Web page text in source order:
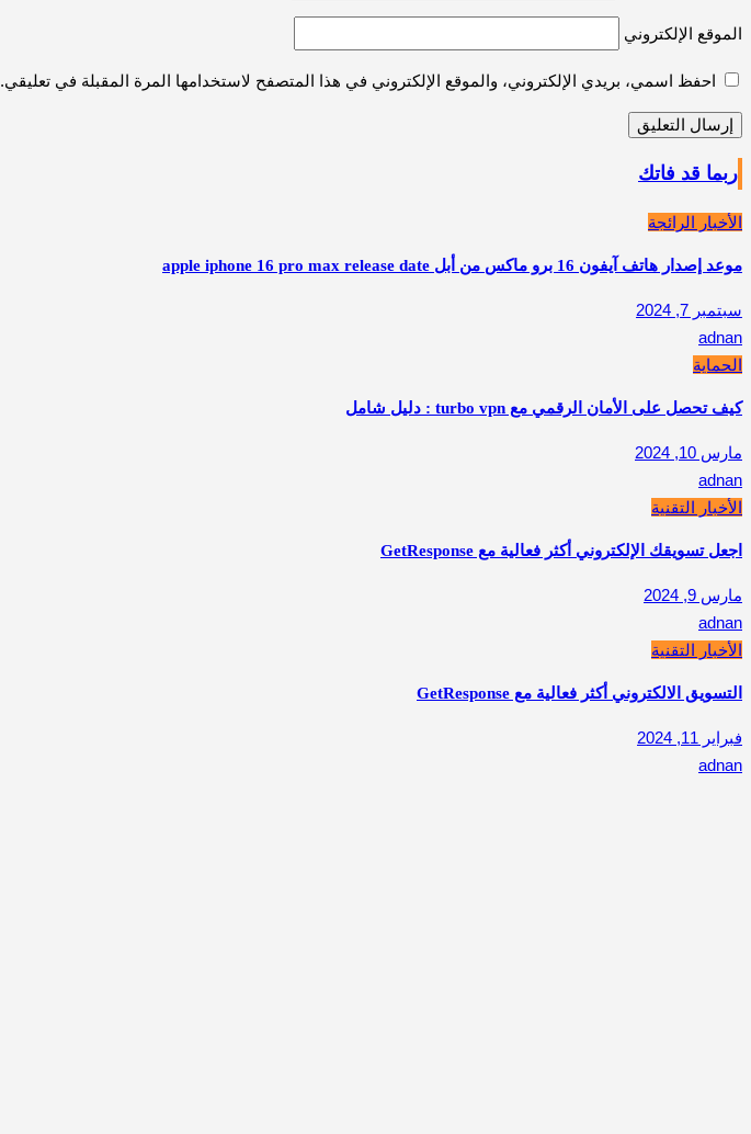
الموقع الإلكتروني
احفظ اسمي، بريدي الإلكتروني، والموقع الإلكتروني في هذا المتصفح لاستخدامها المرة المقبلة في تعليقي.
ربما قد فاتك
الأخبار الرائجة
موعد إصدار هاتف آيفون 16 برو ماكس من أبل apple iphone 16 pro max release date
سبتمبر 7, 2024
adnan
الحماية
كيف تحصل على الأمان الرقمي مع turbo vpn : دليل شامل
مارس 10, 2024
adnan
الأخبار التقنية
اجعل تسويقك الإلكتروني أكثر فعالية مع GetResponse
مارس 9, 2024
adnan
الأخبار التقنية
التسويق الالكتروني أكثر فعالية مع GetResponse
فبراير 11, 2024
adnan